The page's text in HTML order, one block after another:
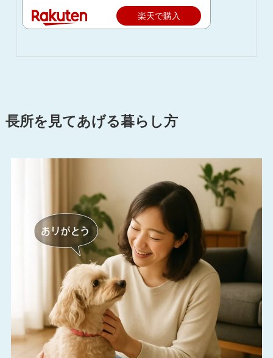
楽天で購入
長所を見てあげる暮らし方